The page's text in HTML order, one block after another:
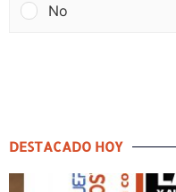
No
DESTACADO HOY